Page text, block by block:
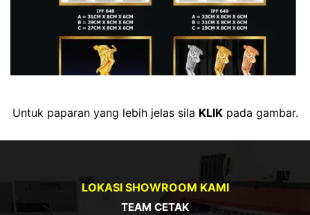
Untuk paparan yang lebih jelas sila KLIKpada gambar.
LOKASI SHOWROOM KAMI
TEAM CETAK